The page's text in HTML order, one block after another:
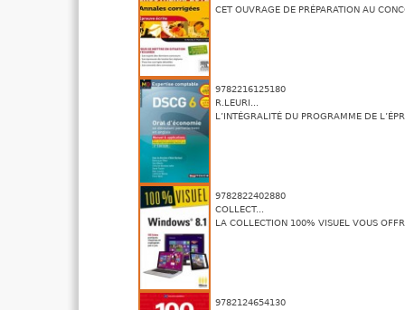
CET OUVRAGE DE PRÉPARATION AU
9782216125180
R.LEURI...
L’INTÉGRALITÉ DU PROGRAMME DE
9782822402880
COLLECT...
LA COLLECTION 100% VISUEL VOUS
9782124654130